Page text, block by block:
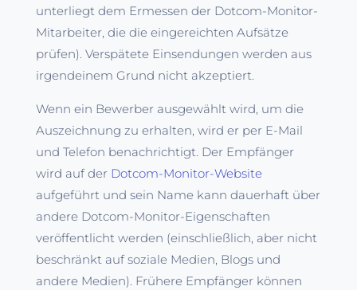
unterliegt dem Ermessen der Dotcom-Monitor-
Mitarbeiter, die die eingereichten Aufsätze
prüfen). Verspätete Einsendungen werden aus
irgendeinem Grund nicht akzeptiert.
Wenn ein Bewerber ausgewählt wird, um die
Auszeichnung zu erhalten, wird er per E-Mail
und Telefon benachrichtigt. Der Empfänger
wird auf der Dotcom-Monitor-Website
aufgeführt und sein Name kann dauerhaft über
andere Dotcom-Monitor-Eigenschaften
veröffentlicht werden (einschließlich, aber nicht
beschränkt auf soziale Medien, Blogs und
andere Medien). Frühere Empfänger können